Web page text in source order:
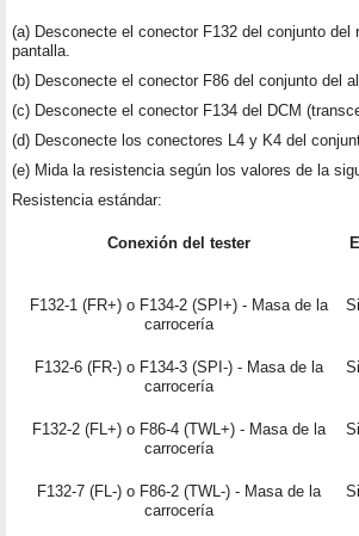
(a) Desconecte el conector F132 del conjunto del
pantalla.
(b) Desconecte el conector F86 del conjunto del
(c) Desconecte el conector F134 del DCM
(d) Desconecte los conectores L4 y K4 del
(e) Mida la resistencia según los valores de la
Resistencia estándar:
Conexión del tester
F132-1 (FR+) o F134-2 (SPI+) - Masa de la
carrocería
F132-6 (FR-) o F134-3 (SPI-) - Masa de la
carrocería
F132-2 (FL+) o F86-4 (TWL+) - Masa de la
carrocería
F132-7 (FL-) o F86-2 (TWL-) - Masa de la
carrocería